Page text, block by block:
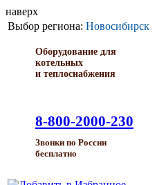
наверх
Выбор региона: Новосибирск
Оборудование для
котельных
и теплоснабжения
8-800-2000-230
Звонки по России
бесплатно